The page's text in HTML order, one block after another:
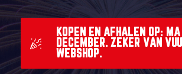
KOPEN EN AFHALEN OP:
DECEMBER. ZEKER VAN
WEBSHOP.